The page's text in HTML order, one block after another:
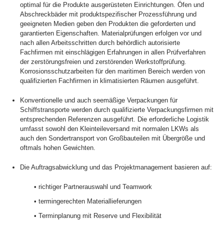
optimal für die Produkte ausgerüsteten Einrichtungen. Öfen und
Abschreckbäder mit produktspezifischer Prozessführung und
geeigneten Medien geben den Produkten die geforderten und
garantierten Eigenschaften. Materialprüfungen erfolgen vor und
nach allen Arbeitsschritten durch behördlich autorisierte
Fachfirmen mit einschlägigen Erfahrungen in allen Prüfverfahren
der zerstörungsfreien und zerstörenden Werkstoffprüfung.
Korrosionsschutzarbeiten für den maritimen Bereich werden von
qualifizierten Fachfirmen in klimatisierten Räumen ausgeführt.
Konventionelle und auch seemäßige Verpackungen für
Schiffstransporte werden durch qualifizierte Verpackungsfirmen mit
entsprechenden Referenzen ausgeführt. Die erforderliche Logistik
umfasst sowohl den Kleinteileversand mit normalen LKWs als
auch den Sondertransport von Großbauteilen mit Übergröße und
oftmals hohen Gewichten.
Die Auftragsabwicklung und das Projektmanagement basieren auf:
• richtiger Partnerauswahl und Teamwork
• termingerechten Materiallieferungen
• Terminplanung mit Reserve und Flexibilität